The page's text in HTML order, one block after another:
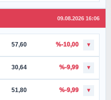
09.08.2026 16:06
57,60 %-10,00 ▼
30,64 %-9,99 ▼
51,80 %-9,99 ▼